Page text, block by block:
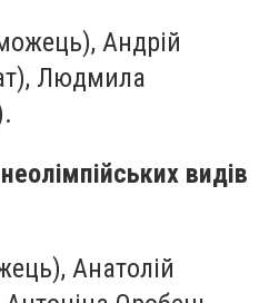
Андрій
Людмила
видів
Анатолій